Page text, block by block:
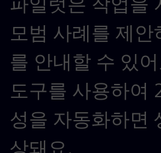
모범 사례를 제안
를 안내할 수 있
도구를 사용하여
성을 자동화하면
상돼요.